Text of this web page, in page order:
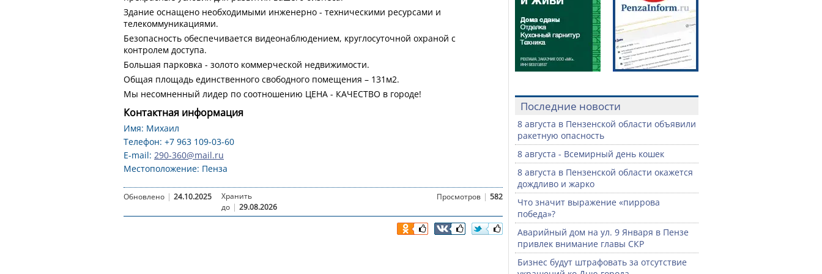
Здание оснащено необходимыми инженерно - техническими ресурсами и
телекоммуникациями.
Безопасность обеспечивается видеонаблюдением, круглосуточной охраной с
контролем доступа.
Большая парковка - золото коммерческой недвижимости.
Общая площадь единственного свободного помещения – 131м2.
Мы несомненный лидер по соотношению ЦЕНА - КАЧЕСТВО в городе!
Контактная информация
Имя: Михаил
Телефон: +7 963 109-03-60
E-mail: 290-360@mail.ru
Местоположение: Пенза
Обновлено | 24.10.2025
Хранить
до | 29.08.2026
Просмотров | 582
Последние новости
8 августа в Пензенской области объявили
ракетную опасность
8 августа - Всемирный день кошек
8 августа в Пензенской области окажется
дождливо и жарко
Что значит выражение «пиррова
победа»?
Аварийный дом на ул. 9 Января в Пензе
привлек внимание главы СКР
Бизнес будут штрафовать за отсутствие